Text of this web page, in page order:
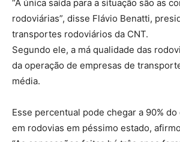
“A única saída para a situação são as
rodoviárias”, disse Flávio Benatti,
transportes rodoviários da CNT.
Segundo ele, a má qualidade das
da operação de empresas de
média.
Esse percentual pode chegar a 90%
em rodovias em péssimo estado,